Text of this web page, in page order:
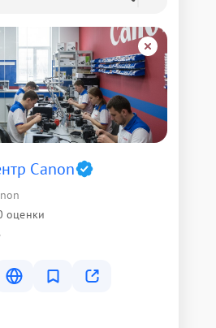
Canon
оценки